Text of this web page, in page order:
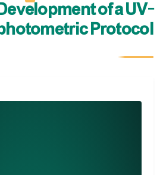
of a UV-
Protocol